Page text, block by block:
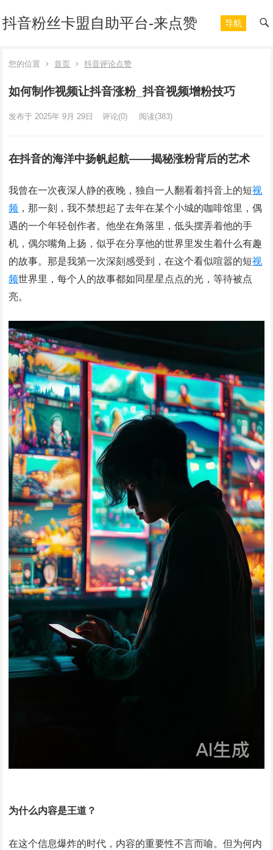
抖音粉丝卡盟自助平台-来点赞 导航
您的位置 首页 抖音评论点赞
如何制作视频让抖音涨粉_抖音视频增粉技巧
发布于 2025年 9月 29日 评论(0) 阅读(383)
在抖音的海洋中扬帆起航——揭秘涨粉背后的艺术
我曾在一次夜深人静的夜晚，独自一人翻看着抖音上的短视
频 ，那一刻，我不禁想起了去年在某个小城的咖啡馆里，偶
遇的一个年轻创作者。他坐在角落里，低头摆弄着他的手
机，偶尔嘴角上扬，似乎在分享他的世界里发生着什么有趣
的故事。那是我第一次深刻感受到，在这个看似喧嚣的短视
频世界里，每个人的故事都如同星星点点的光，等待被点
亮。
为什么内容是王道？
在这个信息爆炸的时代，内容的重要性不言而喻。但为何内